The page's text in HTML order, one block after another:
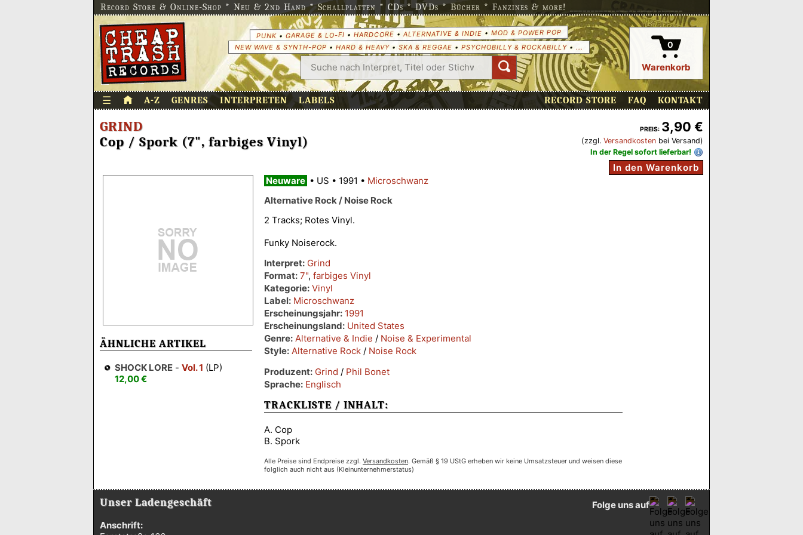
Record Store & Online-Shop * Neu & 2nd Hand * Schallplatten * CDs * DVDs * Bücher * Fanzines & more! ___________________________
PUNK• GARAGE & LO-FI • HARDCORE • ALTERNATIVE & INDIE • MOD & POWER POP
NEW WAVE & SYNTH-POP • HARD & HEAVY• SKA & REGGAE • PSYCHOBILLY & ROCKABILLY• ... 0
Warenkorb
☰ A-Z GENRES INTERPRETEN LABELS RECORD STORE FAQ KONTAKT
PREIS: 3,90 €
(zzgl. Versandkosten bei Versand)
In der Regel sofort lieferbar!
In den Warenkorb
GRIND
Cop / Spork (7", farbiges Vinyl)
ÄHNLICHE ARTIKEL
SHOCK LORE - Vol. 1 (LP)
12,00 €
Neuware • US • 1991 • Microschwanz
Alternative Rock / Noise Rock
2 Tracks; Rotes Vinyl.
Funky Noiserock.
Interpret: Grind
Format: 7", farbiges Vinyl
Kategorie: Vinyl
Label: Microschwanz
Erscheinungsjahr: 1991
Erscheinungsland: United States
Genre: Alternative & Indie / Noise & Experimental
Style: Alternative Rock / Noise Rock
Produzent: Grind / Phil Bonet
Sprache: Englisch
TRACKLISTE / INHALT:
A. Cop
B. Spork
Alle Preise sind Endpreise zzgl. Versandkosten. Gemäß § 19 UStG erheben wir keine Umsatzsteuer und weisen diese
folglich auch nicht aus (Kleinunternehmerstatus)
Unser Ladengeschäft
Anschrift:
Folge uns auf